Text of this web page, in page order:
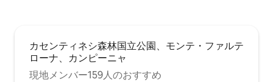
屋から8 kmの距離にあります。 そこか
ら、フィレンツェとアレッツォへ電車で
行くことができます。 シエナまで車で30
分で行けます。 高速道路A1/E35ミラノ-フ
カセンティネシ森林国立公園、モンテ・ファルテ
ローナ、カンピーニャ
現地メンバー159人のおすすめ